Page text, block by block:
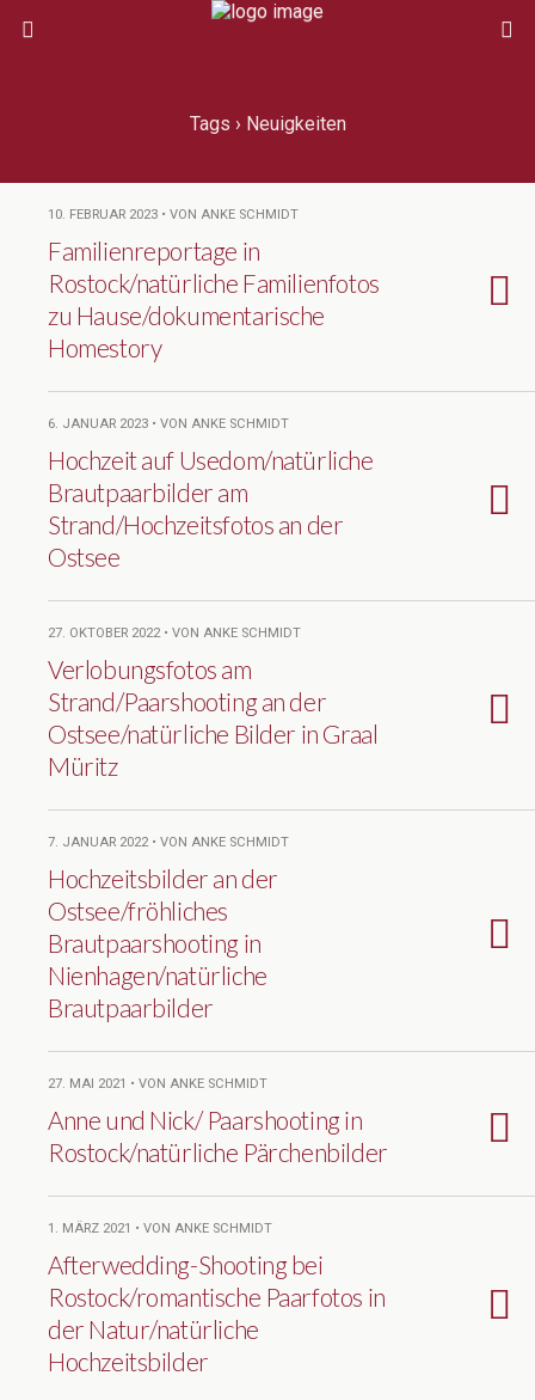
Tags › Neuigkeiten
10. FEBRUAR 2023 • VON ANKE SCHMIDT
Familienreportage in
Rostock/natürliche Familienfotos
zu Hause/dokumentarische
Homestory
6. JANUAR 2023 • VON ANKE SCHMIDT
Hochzeit auf Usedom/natürliche
Brautpaarbilder am
Strand/Hochzeitsfotos an der
Ostsee
27. OKTOBER 2022 • VON ANKE SCHMIDT
Verlobungsfotos am
Strand/Paarshooting an der
Ostsee/natürliche Bilder in Graal
Müritz
7. JANUAR 2022 • VON ANKE SCHMIDT
Hochzeitsbilder an der
Ostsee/fröhliches
Brautpaarshooting in
Nienhagen/natürliche
Brautpaarbilder
27. MAI 2021 • VON ANKE SCHMIDT
Anne und Nick/ Paarshooting in
Rostock/natürliche Pärchenbilder
1. MÄRZ 2021 • VON ANKE SCHMIDT
Afterwedding-Shooting bei
Rostock/romantische Paarfotos in
der Natur/natürliche
Hochzeitsbilder